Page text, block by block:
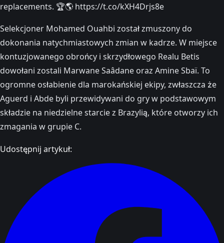
replacements. 🏆🌎 https://t.co/kXH4Drjs8e
Selekcjoner Mohamed Ouahbi został zmuszony do
dokonania natychmiastowych zmian w kadrze. W miejsce
kontuzjowanego obrońcy i skrzydłowego Realu Betis
dowołani zostali Marwane Saâdane oraz Amine Sbaï. To
ogromne osłabienie dla marokańskiej ekipy, zwłaszcza że
Aguerd i Abde byli przewidywani do gry w podstawowym
składzie na niedzielne starcie z Brazylią, które otworzy ich
zmagania w grupie C.
Udostępnij artykuł: